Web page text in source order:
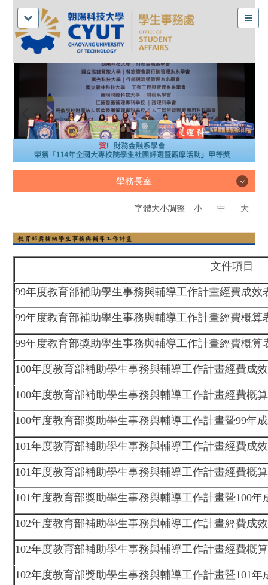
學務長室
學務長室
字體大小調整 小 中 大
文件項目
99年度教育部補助學生事務與輔導工作計畫經費成效
99年度教育部補助學生事務與輔導工作計畫經費概算
99年度教育部獎助學生事務與輔導工作計畫經費概算
100年度教育部補助學生事務與輔導工作計畫經費成
100年度教育部補助學生事務與輔導工作計畫經費概
100年度教育部獎助學生事務與輔導工作計畫暨99年
101年度教育部補助學生事務與輔導工作計畫經費成
101年度教育部補助學生事務與輔導工作計畫經費概
101年度教育部獎助學生事務與輔導工作計畫暨100
102年度教育部補助學生事務與輔導工作計畫經費成
102年度教育部補助學生事務與輔導工作計畫經費概
102年度教育部獎助學生事務與輔導工作計畫暨101